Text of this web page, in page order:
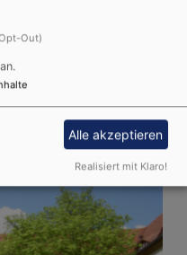
und
Out)
Alle akzeptieren
Realisiert mit Klaro!